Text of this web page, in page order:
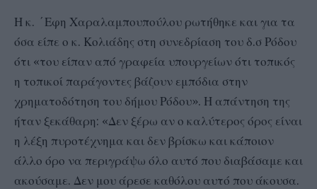
Η κ. ´Εφη Χαραλαμπουπούλου ρωτήθηκε και για τα
όσα είπε ο κ. Κολιάδης στη συνεδρίαση του δ.σ Ρόδου
ότι «του είπαν από γραφεία υπουργείων ότι τοπικός
η τοπικοί παράγοντες βάζουν εμπόδια στην
χρηματοδότηση του δήμου Ρόδου». Η απάντηση της
ήταν ξεκάθαρη: «Δεν ξέρω αν ο καλύτερος όρος είναι
η λέξη πυροτέχνημα και δεν βρίσκω και κάποιον
άλλο όρο να περιγράψω όλο αυτό που διαβάσαμε και
ακούσαμε. Δεν μου άρεσε καθόλου αυτό που άκουσα.